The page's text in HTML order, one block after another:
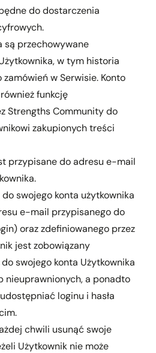
do dostarczenia
są przechowywane
w tym historia
zamówień w Serwisie. Konto
funkcję
Strengths Community do
zakupionych treści
przypisane do adresu e-mail
swojego konta użytkownika
e-mail przypisanego do
oraz zdefiniowanego przez
jest zobowiązany
swojego konta Użytkownika
nieuprawnionych, a ponadto
loginu i hasła
chwili usunąć swoje
Użytkownik nie może